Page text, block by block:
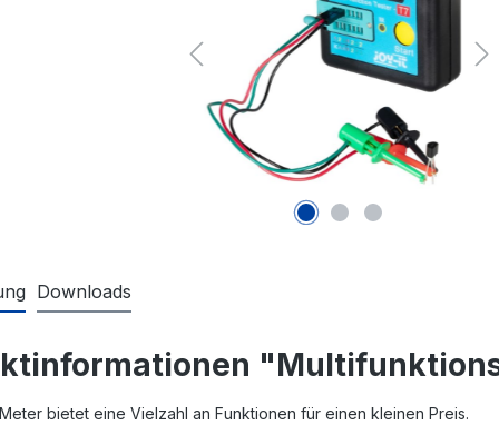
Downloads
bietet eine Vielzahl an Funktionen für einen kleinen Preis.